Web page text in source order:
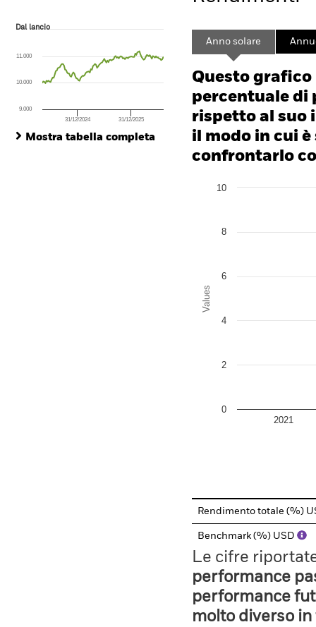
Dal lancio
The chart has 1 Y axis displaying values. Range: -10 to 20.
Dal lancio
31/12/2024 31/12/2025
9.000
10.000
11.000
Mostra tabella completa
Anno solare
Questo
percentuale di
rispetto al suo
il modo in cui
confrontarlo
Chart
Bar chart with 2 data
Values
2021
0
2
4
6
8
10
Rendimento totale (%)
Benchmark (%) USD
Le cifre
performance
performance
molto diverso